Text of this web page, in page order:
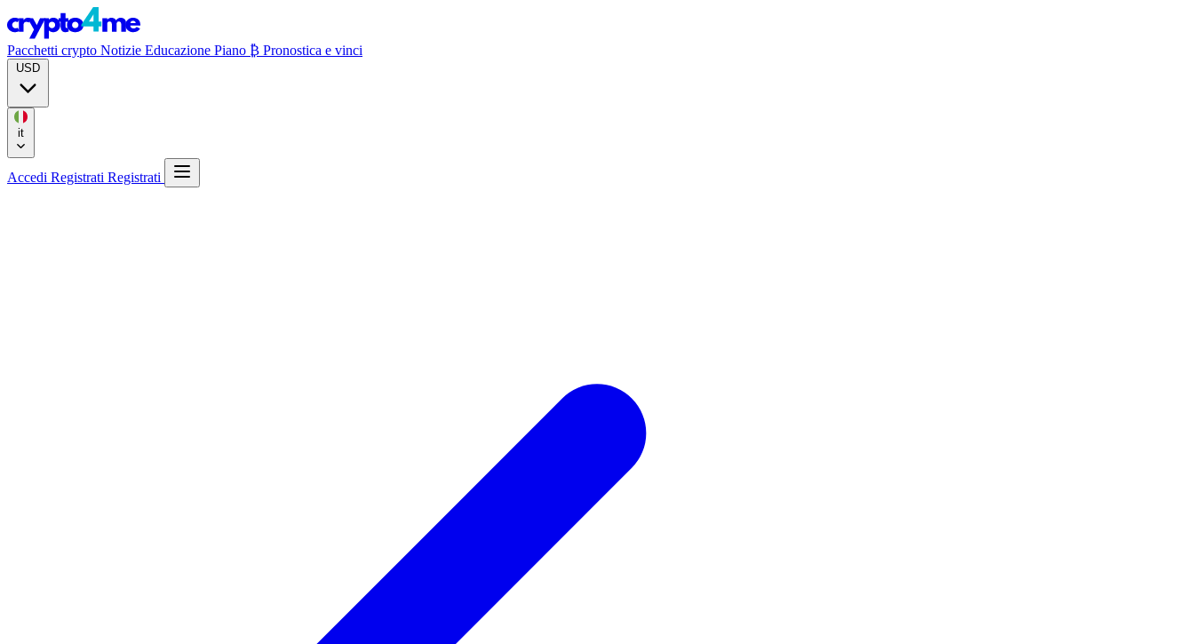
Pacchetti crypto Notizie Educazione Piano ₿ Pronostica e vinci
Accedi Registrati Registrati